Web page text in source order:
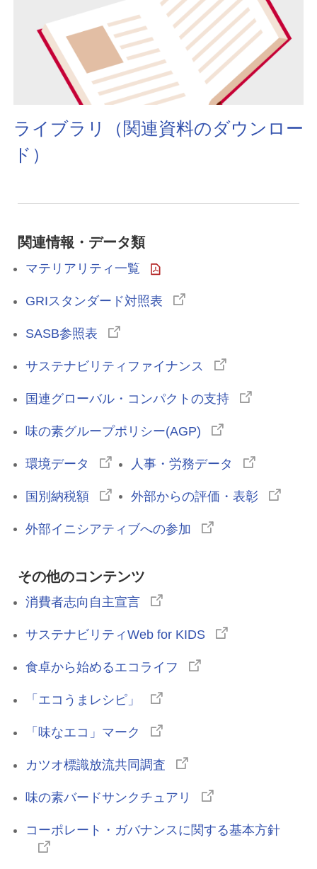
ライブラリ（関連資料のダウンロー
ド）
関連情報・データ類
マテリアリティ一覧
GRIスタンダード対照表
SASB参照表
サステナビリティファイナンス
国連グローバル・コンパクトの支持
味の素グループポリシー(AGP)
環境データ 人事・労務データ
国別納税額 外部からの評価・表彰
外部イニシアティブへの参加
その他のコンテンツ
消費者志向自主宣言
サステナビリティWeb for KIDS
食卓から始めるエコライフ
「エコうまレシピ」
「味なエコ」マーク
カツオ標識放流共同調査
味の素バードサンクチュアリ
コーポレート・ガバナンスに関する基本方針